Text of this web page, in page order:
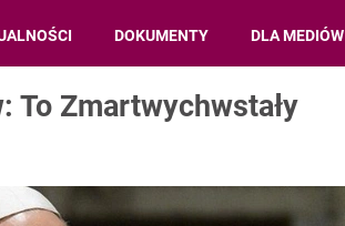
DOKUMENTY DLA MEDIÓW
To Zmartwychwstały